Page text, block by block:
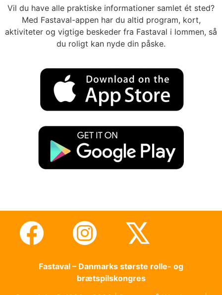
Vil du have alle praktiske informationer samlet ét sted?
Med Fastaval-appen har du altid program, kort,
aktiviteter og vigtige beskeder fra Fastaval i lommen, så
du roligt kan nyde din påske.
Fastaval – Danmarks største rolle- og
brætspilskongres